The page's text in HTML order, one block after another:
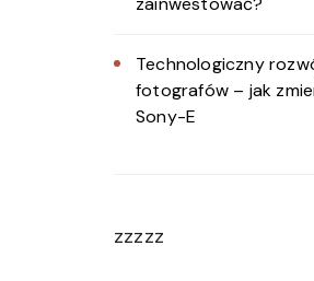
Technologiczny
fotografów – jak
Sony-E
zzzzz